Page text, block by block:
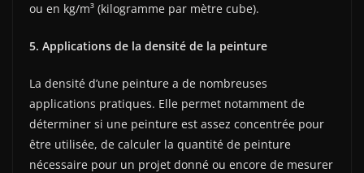
ou en kg/m³ (kilogramme par mètre cube).
5. Applications de la densité de la peinture
La densité d’une peinture a de nombreuses
applications pratiques. Elle permet notamment de
déterminer si une peinture est assez concentrée pour
être utilisée, de calculer la quantité de peinture
nécessaire pour un projet donné ou encore de mesurer